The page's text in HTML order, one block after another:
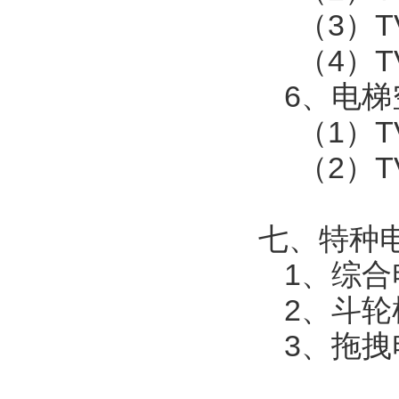
（3）
（4）
6、电
（1）
（2）
七、特种
1、综
2、斗
3、拖